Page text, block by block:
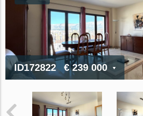
ID172822 € 239 000